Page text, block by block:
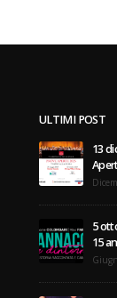
ULTIMI POST
13
5
15